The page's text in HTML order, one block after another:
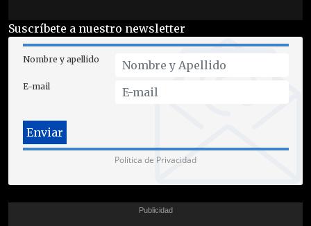
Suscríbete a nuestro newsletter
Nombre y apellido
E-mail
Política de Privacidad